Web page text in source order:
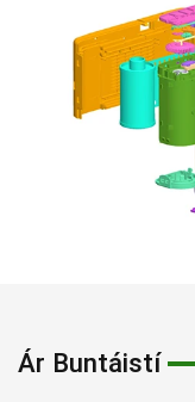
Ár Buntáistí